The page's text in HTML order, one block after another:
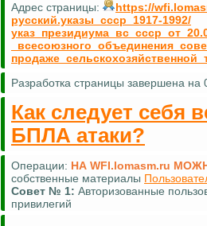
Адрес страницы:
https://
русский.указы_ссср_1917-1992/
Разработка страницы завершена на
Как следует себя
БПЛА атаки?
Операции: НА WFI.lomasm.ru
собственные материалы
Совет № 1: Авторизованные
привилегий